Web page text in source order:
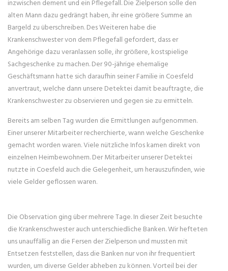
alten Mann dazu gedrängt haben, ihr eine größere Summe an
Bargeld zu überschreiben. Des Weiteren habe die
Krankenschwester von dem Pflegefall gefordert, dass er
Angehörige dazu veranlassen solle, ihr größere, kostspielige
Sachgeschenke zu machen. Der 90-jährige ehemalige
Geschäftsmann hatte sich daraufhin seiner Familie in Coesfeld
anvertraut, welche dann unsere Detektei damit beauftragte, die
Krankenschwester zu observieren und gegen sie zu ermitteln.
Bereits am selben Tag wurden die Ermittlungen aufgenommen.
Einer unserer Mitarbeiter recherchierte, wann welche Geschenke
gemacht worden waren. Viele nützliche Infos kamen direkt von
einzelnen Heimbewohnern. Der Mitarbeiter unserer Detektei
nutzte in Coesfeld auch die Gelegenheit, um herauszufinden, wie
viele Gelder geflossen waren.
Die Observation ging über mehrere Tage. In dieser Zeit besuchte
die Krankenschwester auch unterschiedliche Banken. Wir hefteten
uns unauffällig an die Fersen der Zielperson und mussten mit
Entsetzen feststellen, dass die Banken nur von ihr frequentiert
wurden, um diverse Gelder abheben zu können. Vorteil bei der